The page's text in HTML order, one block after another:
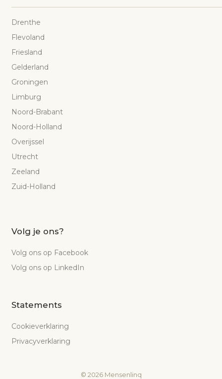
Drenthe
Flevoland
Friesland
Gelderland
Groningen
Limburg
Noord-Brabant
Noord-Holland
Overijssel
Utrecht
Zeeland
Zuid-Holland
Volg je ons?
Volg ons op Facebook
Volg ons op LinkedIn
Statements
Cookieverklaring
Privacyverklaring
© 2026Mensenlinq